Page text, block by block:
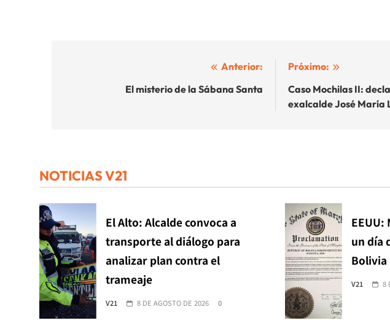
Anterior:
El misterio de la Sábana Santa
Próximo:
Caso Mochilas II:
exalcalde José María
NOTICIAS V21
El Alto: Alcalde convoca a
transporte al diálogo para
analizar plan contra el
trameaje
V21 8 DE AGOSTO DE 2026 0
un día
Bolivia
V21 8